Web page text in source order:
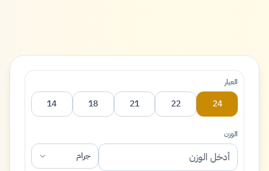
العيار
24
22
21
18
14
الوزن
جرام